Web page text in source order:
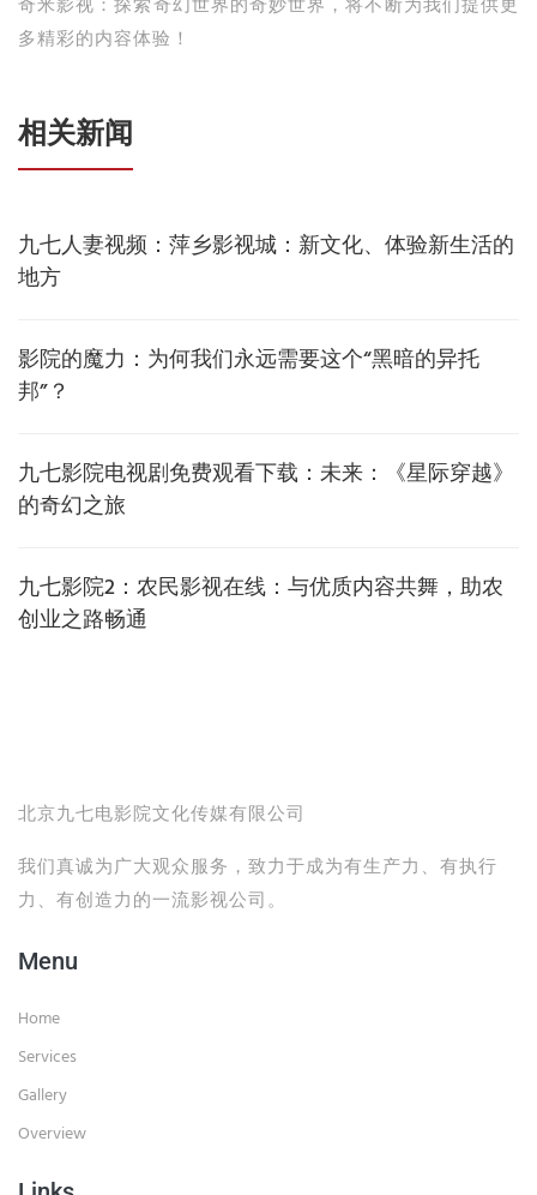
多精彩的内容体验！
相关新闻
九七人妻视频：萍乡影视城：新文化、体验新生活的
地方
影院的魔力：为何我们永远需要这个“黑暗的异托
邦”？
九七影院电视剧免费观看下载：未来：《星际穿越》
的奇幻之旅
九七影院2：农民影视在线：与优质内容共舞，助农
创业之路畅通
北京九七电影院文化传媒有限公司
我们真诚为广大观众服务，致力于成为有生产力、有执行
力、有创造力的一流影视公司。
Menu
Home
Services
Gallery
Overview